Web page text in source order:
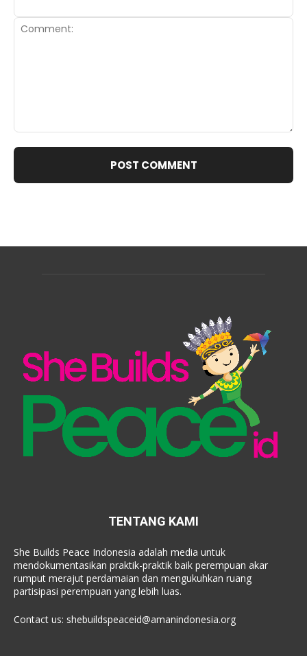
TENTANG KAMI
She Builds Peace Indonesia adalah media untuk
mendokumentasikan praktik-praktik baik perempuan akar
rumput merajut perdamaian dan mengukuhkan ruang
partisipasi perempuan yang lebih luas.
Contact us: shebuildspeaceid@amanindonesia.org